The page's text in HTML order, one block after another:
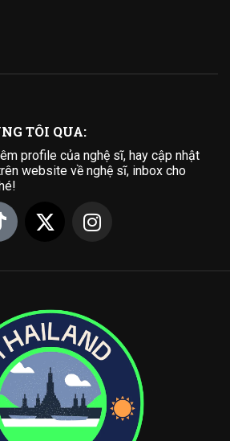
TÔI QUA:
profile của nghệ sĩ, hay cập nhật
website về nghệ sĩ, inbox cho